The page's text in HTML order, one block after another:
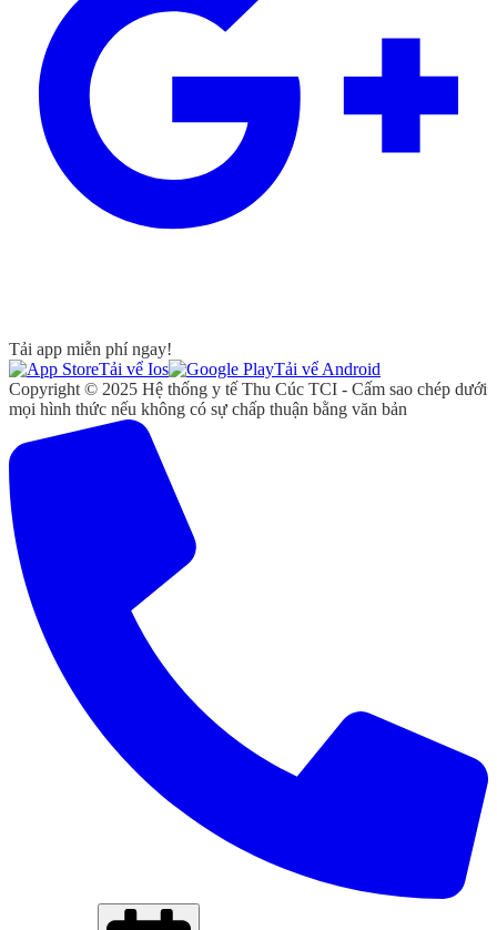
Tải app miễn phí ngay!
Tải vể Ios
Tải vể Android
Copyright © 2025 Hệ thống y tế Thu Cúc TCI - Cấm sao chép dưới
mọi hình thức nếu không có sự chấp thuận bằng văn bản